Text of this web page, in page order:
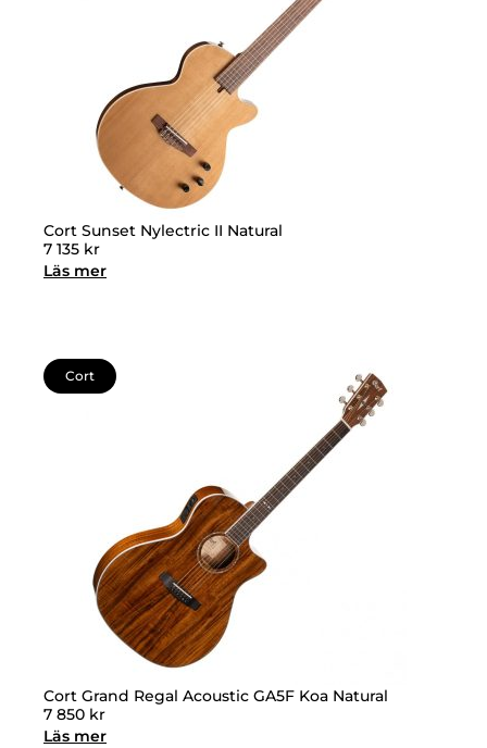
Cort Sunset Nylectric II Natural
7 135 kr
Läs mer
Cort
Cort Grand Regal Acoustic GA5F Koa Natural
7 850 kr
Läs mer